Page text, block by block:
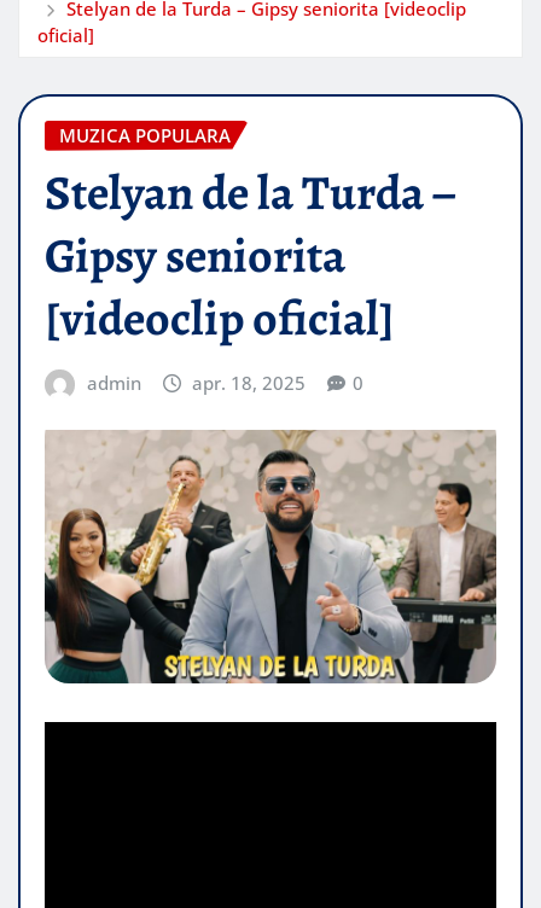
Stelyan de la Turda – Gipsy seniorita [videoclip
oficial]
MUZICA POPULARA
Stelyan de la Turda –
Gipsy seniorita
[videoclip oficial]
admin apr. 18, 2025 0